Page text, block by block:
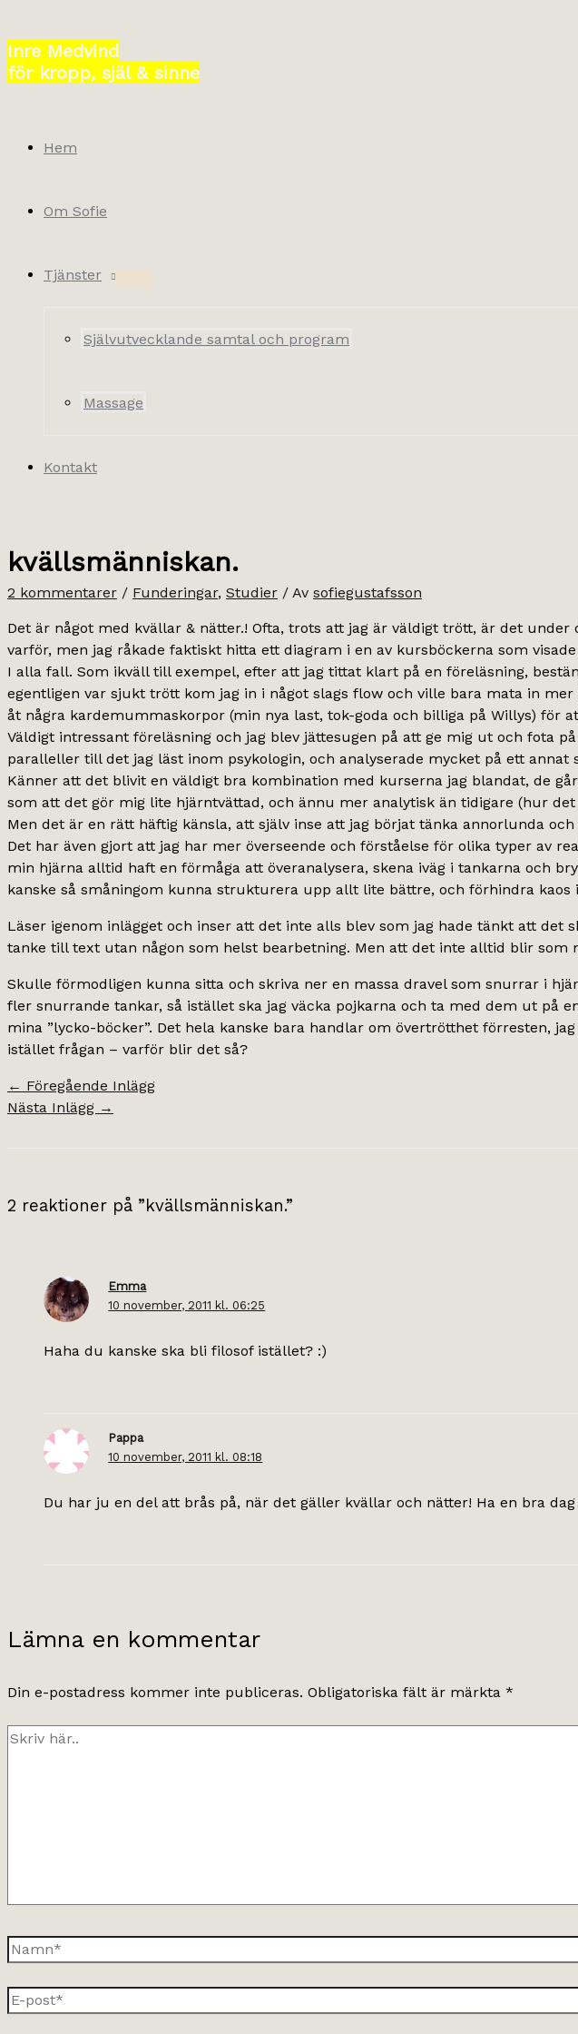
till
innehåll
Inre Medvind
för kropp, själ & sinne
Hem
Om Sofie
Tjänster
Självutvecklande samtal och program
Massage
Kontakt
kvällsmänniskan.
2 kommentarer / Funderingar, Studier / Av sofiegustafsson
Det är något med kvällar & nätter.! Ofta, trots att jag är väldigt trött, är det
varför, men jag råkade faktiskt hitta ett diagram i en av kursböckerna som
I alla fall. Som ikväll till exempel, efter att jag tittat klart på en föreläsning,
egentligen var sjukt trött kom jag in i något slags flow och ville bara mata in
åt några kardemummaskorpor (min nya last, tok-goda och billiga på Willys) för
Väldigt intressant föreläsning och jag blev jättesugen på att ge mig ut och fota
paralleller till det jag läst inom psykologin, och analyserade mycket på ett annat
Känner att det blivit en väldigt bra kombination med kurserna jag blandat, de
som att det gör mig lite hjärntvättad, och ännu mer analytisk än tidigare (hur
Men det är en rätt häftig känsla, att själv inse att jag börjat tänka annorlunda
Det har även gjort att jag har mer överseende och förståelse för olika typer av
min hjärna alltid haft en förmåga att överanalysera, skena iväg i tankarna och
kanske så småningom kunna strukturera upp allt lite bättre, och förhindra kaos
Läser igenom inlägget och inser att det inte alls blev som jag hade tänkt att
tanke till text utan någon som helst bearbetning. Men att det inte alltid blir som
Skulle förmodligen kunna sitta och skriva ner en massa dravel som snurrar i
fler snurrande tankar, så istället ska jag väcka pojkarna och ta med dem ut på
mina ”lycko-böcker”. Det hela kanske bara handlar om övertrötthet förresten,
istället frågan – varför blir det så?
← Föregående Inlägg
Nästa Inlägg →
2 reaktioner på ”kvällsmänniskan.”
Emma
10 november, 2011 kl. 06:25
Haha du kanske ska bli filosof istället? :)
Pappa
10 november, 2011 kl. 08:18
Du har ju en del att brås på, när det gäller kvällar och nätter! Ha en bra
Lämna en kommentar
Din e-postadress kommer inte publiceras. Obligatoriska fält är märkta *
Skriv
Namn*
E-
post*